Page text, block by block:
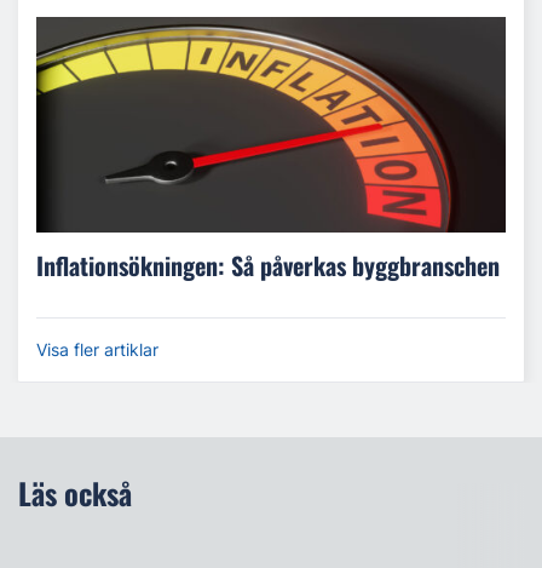
Inflationsökningen: Så påverkas byggbranschen
Visa fler artiklar
Läs också